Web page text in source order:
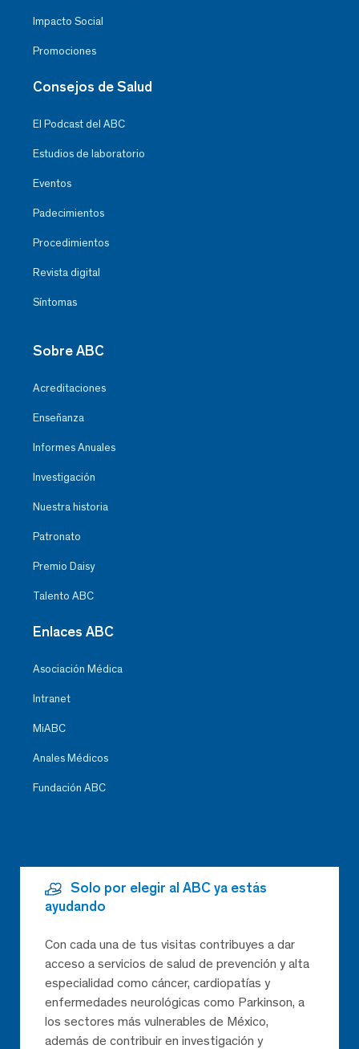
Impacto Social
Promociones
Consejos de Salud
El Podcast del ABC
Estudios de laboratorio
Eventos
Padecimientos
Procedimientos
Revista digital
Síntomas
Sobre ABC
Acreditaciones
Enseñanza
Informes Anuales
Investigación
Nuestra historia
Patronato
Premio Daisy
Talento ABC
Enlaces ABC
Asociación Médica
Intranet
MiABC
Anales Médicos
Fundación ABC
Solo por elegir al ABC ya estás
ayudando
Con cada una de tus visitas contribuyes a dar
acceso a servicios de salud de prevención y alta
especialidad como cáncer, cardiopatías y
enfermedades neurológicas como Parkinson, a
los sectores más vulnerables de México,
además de contribuir en investigación y